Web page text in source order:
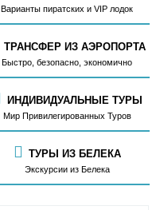
Варианты пиратских и VIP лодок
ТРАНСФЕР ИЗ АЭРОПОРТА
Быстро, безопасно, экономично
ИНДИВИДУАЛЬНЫЕ ТУРЫ
Мир Привилегированных Туров
ТУРЫ ИЗ БЕЛЕКА
Экскурсии из Белека